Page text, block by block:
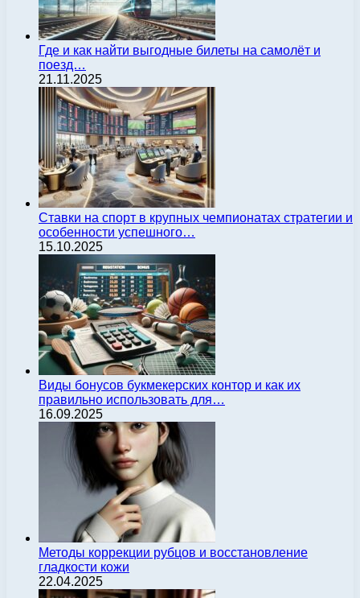
Где и как найти выгодные билеты на самолёт и
поезд…
21.11.2025
Ставки на спорт в крупных чемпионатах стратегии и
особенности успешного…
15.10.2025
Виды бонусов букмекерских контор и как их
правильно использовать для…
16.09.2025
Методы коррекции рубцов и восстановление
гладкости кожи
22.04.2025